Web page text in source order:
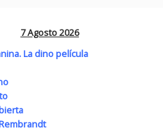
7 Agosto 2026
La dino película